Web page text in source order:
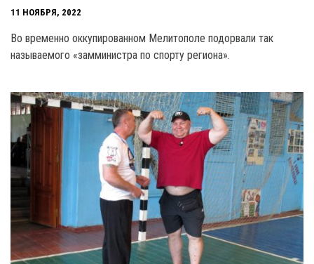
11 НОЯБРЯ, 2022
Во временно оккупированном Мелитополе подорвали так
называемого «замминистра по спорту региона».